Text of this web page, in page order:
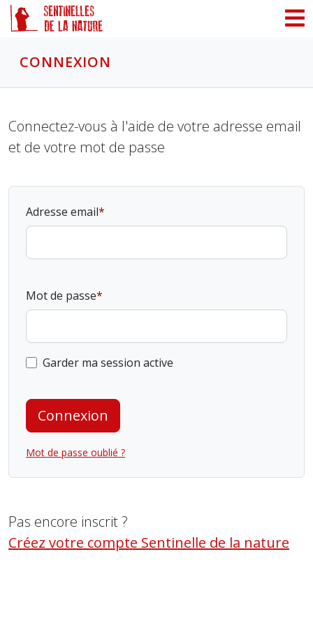
CONNEXION
Connectez-vous à l'aide de votre adresse email
et de votre mot de passe
Adresse email
Mot de passe
Garder ma session active
Connexion
Mot de passe oublié ?
Pas encore inscrit ?
Créez votre compte Sentinelle de la nature
Panneau de gestion des cookies